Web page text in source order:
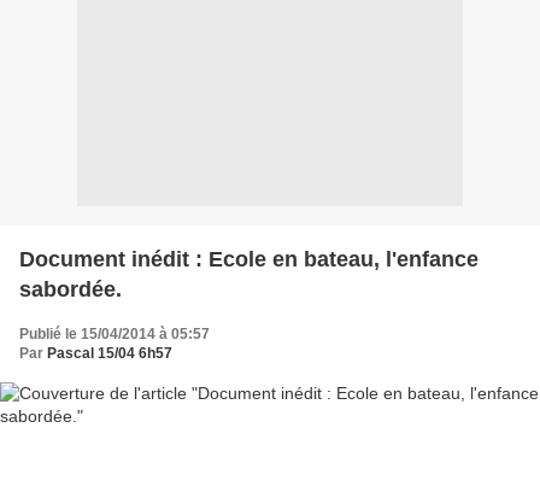
Document inédit : Ecole en bateau, l'enfance
sabordée.
Publié le 15/04/2014 à 05:57
Par Pascal 15/04 6h57